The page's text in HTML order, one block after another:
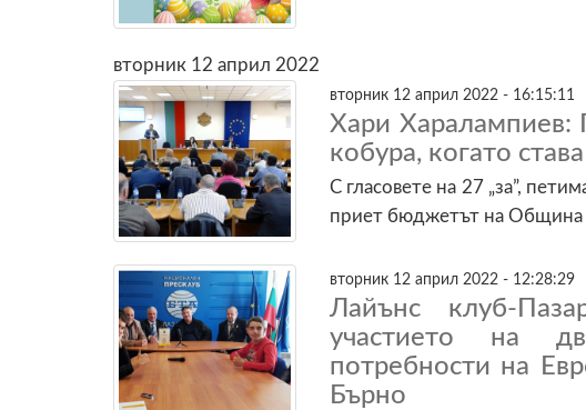
вторник 12 април 2022
вторник 12 април 2022 - 16:15:11
Хари Харалампиев:
кобура, когато
С гласовете на 27 „за”,
приет бюджетът на Община
вторник 12 април 2022 - 12:28:29
Лайънс клуб-
участието на
потребности на
Бърно